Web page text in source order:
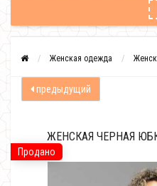
Женская одежда
предыдущий
Продано
ЖЕНСКАЯ ЧЕРНАЯ